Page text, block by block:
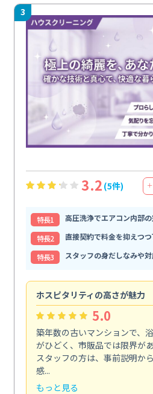
3
3.2 (5件) ＋
特⻑1
高圧洗浄でエアコン内部
特⻑2
直接契約で料金を抑えつ
特⻑3
スタッフの身だしなみや
ホスピタリティの高さが魅力
5.0
築年数の古いマンションで、
がひどく、市販品では限界が
スタッフの方は、事前説明か
感...
もっと見る